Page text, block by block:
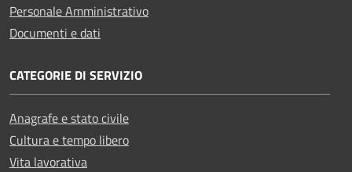
Personale Amministrativo
Documenti e dati
CATEGORIE DI SERVIZIO
Anagrafe e stato civile
Cultura e tempo libero
Vita lavorativa